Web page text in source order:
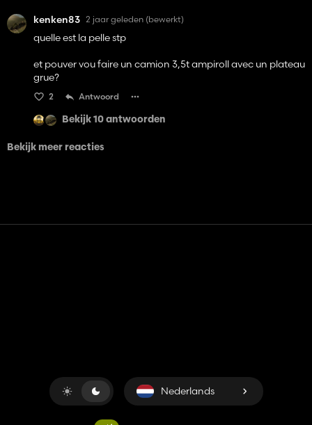
kenken83 2 jaar geleden (bewerkt)
quelle est la pelle stp
et pouver vou faire un camion 3,5t ampiroll avec un plateau
grue?
2 Antwoord
Bekijk 10 antwoorden
Bekijk meer reacties
Nederlands